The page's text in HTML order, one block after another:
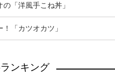
「洋風手こね丼」
「カツオカツ」
ンキング